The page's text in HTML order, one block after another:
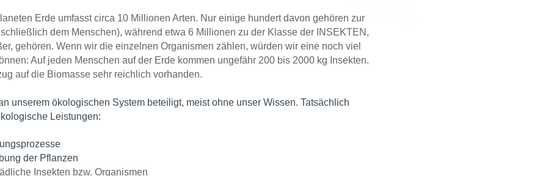
Erde umfasst circa 10 Millionen Arten. Nur einige hundert davon gehören zur
dem Menschen), während etwa 6 Millionen zu der Klasse der INSEKTEN,
gehören. Wenn wir die einzelnen Organismen zählen, würden wir eine noch viel
Auf jeden Menschen auf der Erde kommen ungefähr 200 bis 2000 kg Insekten.
auf die Biomasse sehr reichlich vorhanden.
unserem ökologischen System beteiligt, meist ohne unser Wissen. Tatsächlich
Leistungen:
der Pflanzen
Insekten bzw. Organismen